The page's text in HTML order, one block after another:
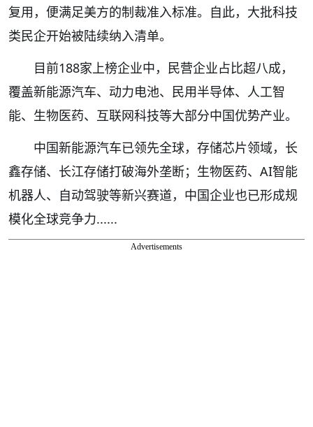
复用，便满足美方的制裁准入标准。自此，大批科技
类民企开始被陆续纳入清单。
目前188家上榜企业中，民营企业占比超八成，
覆盖新能源汽车、动力电池、民用半导体、人工智
能、生物医药、互联网科技等大部分中国优势产业。
中国新能源汽车已领先全球，存储芯片领域，长
鑫存储、长江存储打破海外垄断；生物医药、AI智能
机器人、自动驾驶等新兴赛道，中国企业也已形成规
模化全球竞争力......
Advertisements